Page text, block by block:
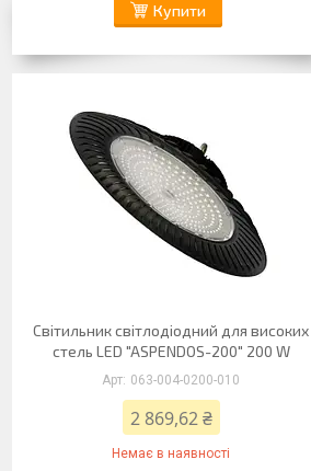
Купити
Світильник світлодіодний для високих
стель LED "ASPENDOS-200" 200 W
063-004-0200-010
2 869,62 ₴
Немає в наявності